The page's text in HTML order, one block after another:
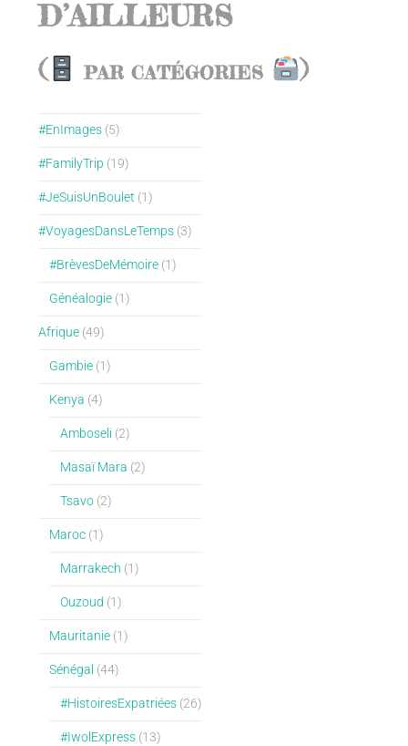
D’AILLEURS
( PAR CATÉGORIES )
#EnImages(5)
#FamilyTrip (19)
#JeSuisUnBoulet (1)
#VoyagesDansLeTemps(3)
#BrèvesDeMémoire(1)
Généalogie(1)
Afrique(49)
Gambie(1)
Kenya (4)
Amboseli (2)
Masaï Mara (2)
Tsavo(2)
Maroc(1)
Marrakech (1)
Ouzoud (1)
Mauritanie(1)
Sénégal (44)
#HistoiresExpatriées(26)
#IwolExpress(13)